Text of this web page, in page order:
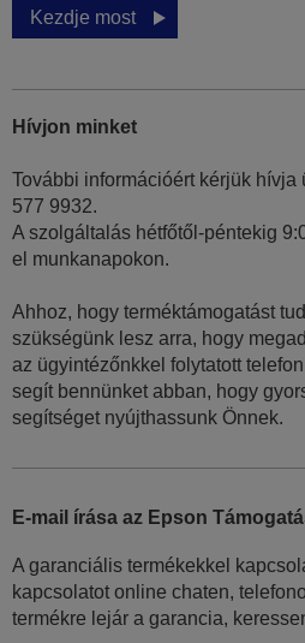
Kezdje most
Hívjon minket
További információért kérjük hívja
577 9932.
A szolgáltalás hétfőtől-péntekig
el munkanapokon.
Ahhoz, hogy terméktámogatást
szükségünk lesz arra, hogy
az ügyintézőnkkel folytatott
segít bennünket abban, hogy
segítséget nyújthassunk Önnek.
E-mail írása az Epson
A garanciális termékekkel
kapcsolatot online chaten,
termékre lejár a garancia,